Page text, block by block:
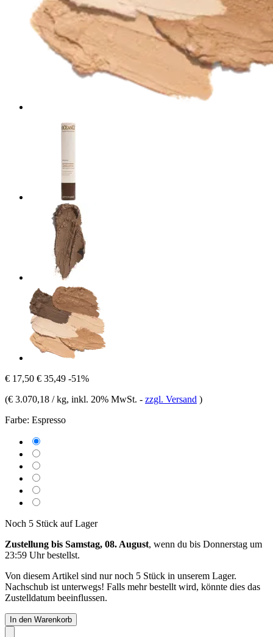
€ 17,50 € 35,49 -51%
(€ 3.070,18 / kg, inkl. 20% MwSt. - zzgl. Versand )
Farbe: Espresso
Noch 5 Stück auf Lager
Zustellung bis Samstag, 08. August, wenn du bis Donnerstag um
23:59 Uhrbestellst.
Von diesem Artikel sind nur noch 5 Stück in unserem Lager.
Nachschub ist unterwegs! Falls mehr bestellt wird, könnte dies das
Zustelldatum beeinflussen.
In den Warenkorb